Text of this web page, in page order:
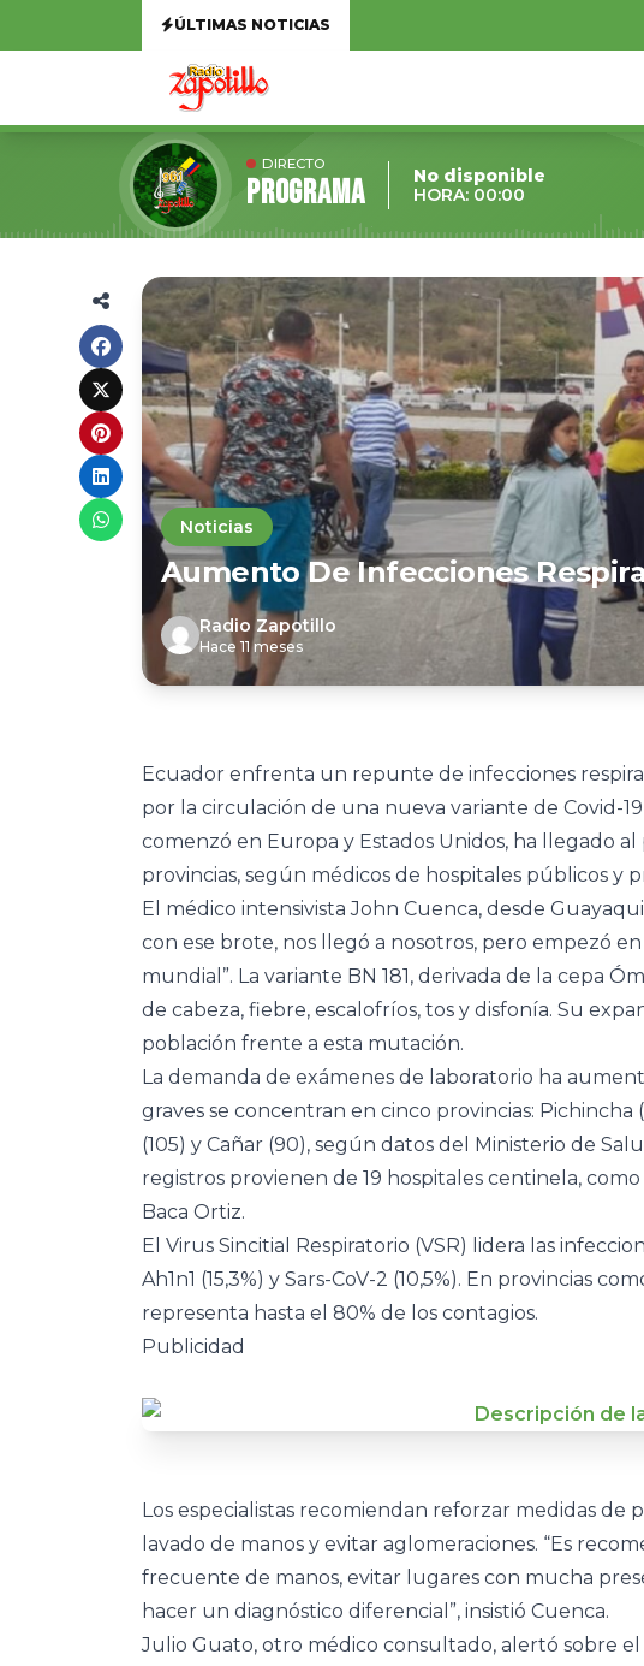
ÚLTIMAS NOTICIAS
DIRECTO
Programa
No disponible
HORA: 00:00
Noticias
Aumento De Infecciones
Radio Zapotillo
Hace 11 meses
Ecuador enfrenta un repunte de infecciones
por la circulación de una nueva variante de Covid-
comenzó en Europa y Estados Unidos, ha llegado al
provincias, según médicos de hospitales públicos y
El médico intensivista John Cuenca, desde
con ese brote, nos llegó a nosotros, pero empezó
mundial”. La variante BN 181, derivada de la cepa
de cabeza, fiebre, escalofríos, tos y disfonía. Su
población frente a esta mutación.
La demanda de exámenes de laboratorio ha
graves se concentran en cinco provincias: Pichincha
(105) y Cañar (90), según datos del Ministerio de
registros provienen de 19 hospitales centinela,
Baca Ortiz.
El Virus Sincitial Respiratorio (VSR) lidera las
Ah1n1 (15,3%) y Sars-CoV-2 (10,5%). En provincias
representa hasta el 80% de los contagios.
Publicidad
Los especialistas recomiendan reforzar medidas de
lavado de manos y evitar aglomeraciones. “Es
frecuente de manos, evitar lugares con mucha
hacer un diagnóstico diferencial”, insistió Cuenca.
Julio Guato, otro médico consultado, alertó sobre